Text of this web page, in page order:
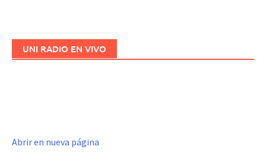
UNI RADIO EN VIVO
Abrir en nueva página